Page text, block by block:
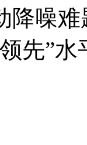
降噪
先”水